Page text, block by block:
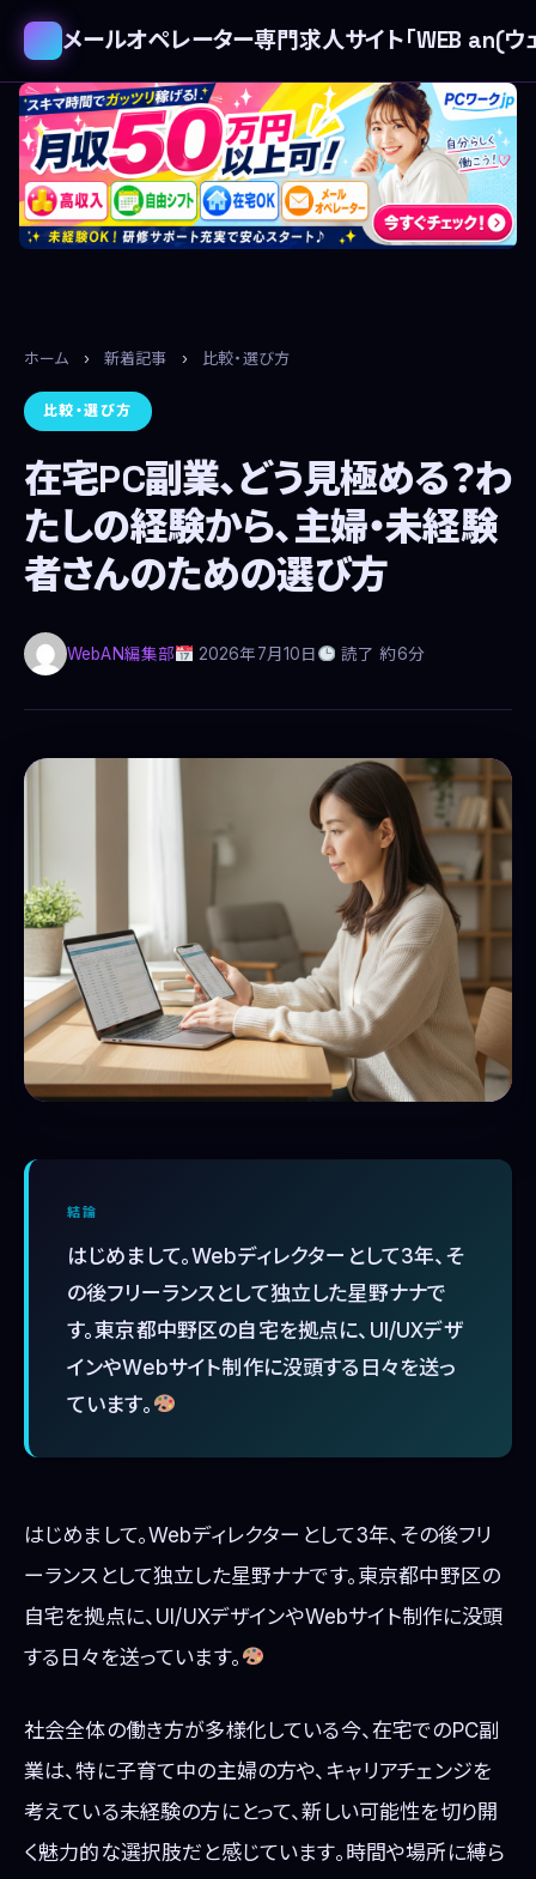
メールオペレーター専門求人サイト「WEB an(ウ
ホーム › 新着記事 › 比較・選び方
比較・選び方
在宅PC副業、どう見極める？わ
たしの経験から、主婦・未経験
者さんのための選び方
WebAN編集部 2026年7月10日 読了 約6分
結論
はじめまして。Webディレクターとして3年、そ
の後フリーランスとして独立した星野ナナで
す。東京都中野区の自宅を拠点に、UI/UXデザ
インやWebサイト制作に没頭する日々を送っ
ています。
はじめまして。Webディレクターとして3年、その後フリ
ーランスとして独立した星野ナナです。東京都中野区の
自宅を拠点に、UI/UXデザインやWebサイト制作に没頭
する日々を送っています。
社会全体の働き方が多様化している今、在宅でのPC副
業は、特に子育て中の主婦の方や、キャリアチェンジを
考えている未経験の方にとって、新しい可能性を切り開
く魅力的な選択肢だと感じています。時間や場所に縛ら